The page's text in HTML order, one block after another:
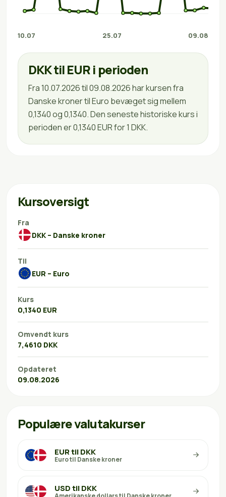
10.07 25.07 09.08
DKK til EUR i perioden
Fra 10.07.2026 til 09.08.2026 har kursen fra
Danske kroner til Euro bevæget sig mellem
0,1340 og 0,1340. Den seneste historiske kurs i
perioden er 0,1340 EUR for 1 DKK.
Kursoversigt
Fra
DKK – Danske kroner
Til
EUR – Euro
Kurs
0,1340 EUR
Omvendt kurs
7,4610 DKK
Opdateret
09.08.2026
Populære valutakurser
EUR til DKK
Euro til Danske kroner
USD til DKK